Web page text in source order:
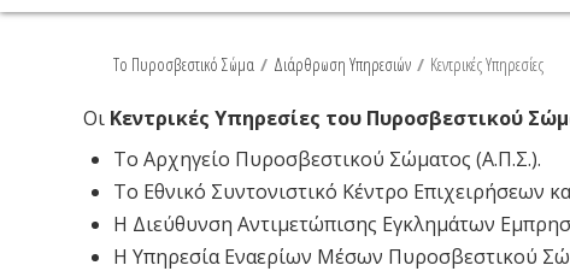
Το Πυροσβεστικό Σώμα / Διάρθρωση Υπηρεσιών / Κεντρικές Υπηρεσίες
Οι Κεντρικές Υπηρεσίες του Πυροσβεστικού
Το Αρχηγείο Πυροσβεστικού Σώματος (Α.Π.Σ.).
Το Εθνικό Συντονιστικό Κέντρο Επιχειρήσεων
Η Διεύθυνση Αντιμετώπισης Εγκλημάτων
Η Υπηρεσία Εναερίων Μέσων Πυροσβεστικού